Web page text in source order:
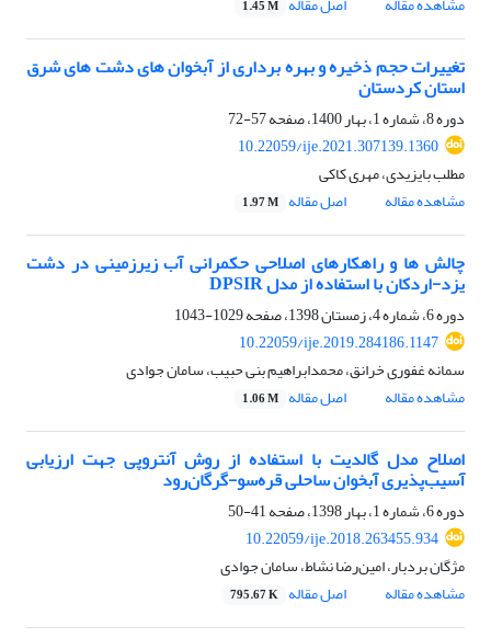
1.45 M
تغییرات حجم ذخیره و بهره‏ برداری از آبخوان ‏های دشت‏ های شرق
استان کردستان
دوره 8، شماره 1، بهار 1400، صفحه
57-72
10.22059/ije.2021.307139.1360
مطلب بایزیدی، مهری کاکی
مشاهده مقاله
اصل مقاله 1.97 M
چالش ها و راه‏کارهای اصلاحی حکمرانی آب زیرزمینی در دشت
یزد-اردکان با استفاده از مدل DPSIR
دوره 6، شماره 4، زمستان 1398، صفحه
1029-1043
10.22059/ije.2019.284186.1147
سمانه غفوری خرانق، محمدابراهیم بنی حبیب، سامان جوادی
مشاهده مقاله
اصل مقاله 1.06 M
اصلاح مدل گالدیت با استفاده از روش آنتروپی جهت ارزیابی
آسیب‌پذیری آبخوان ساحلی قره‌سو-گرگان‌رود
دوره 6، شماره 1، بهار 1398، صفحه
41-50
10.22059/ije.2018.263455.934
مژگان بردبار، امین‌رضا نشاط، سامان جوادی
مشاهده مقاله
اصل مقاله 795.67 K